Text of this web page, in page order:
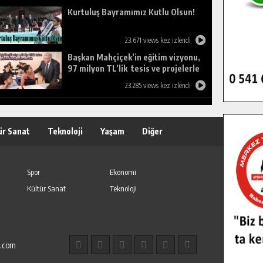
Kurtuluş Bayramımız Kutlu Olsun!
23.671 views kez izlendi
Başkan Mahçiçek’in eğitim vizyonu,
97 milyon TL’lik tesis ve projelerle
23.285 views kez izlendi
Sanat Teknoloji Yaşam Diğer
Spor
Ekonomi
Kültür Sanat
Teknoloji